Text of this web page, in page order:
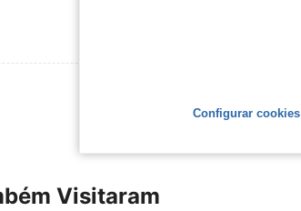
Visitaram
Configurar cookies